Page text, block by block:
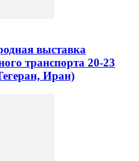
выставка
транспорта 20-23
Иран)